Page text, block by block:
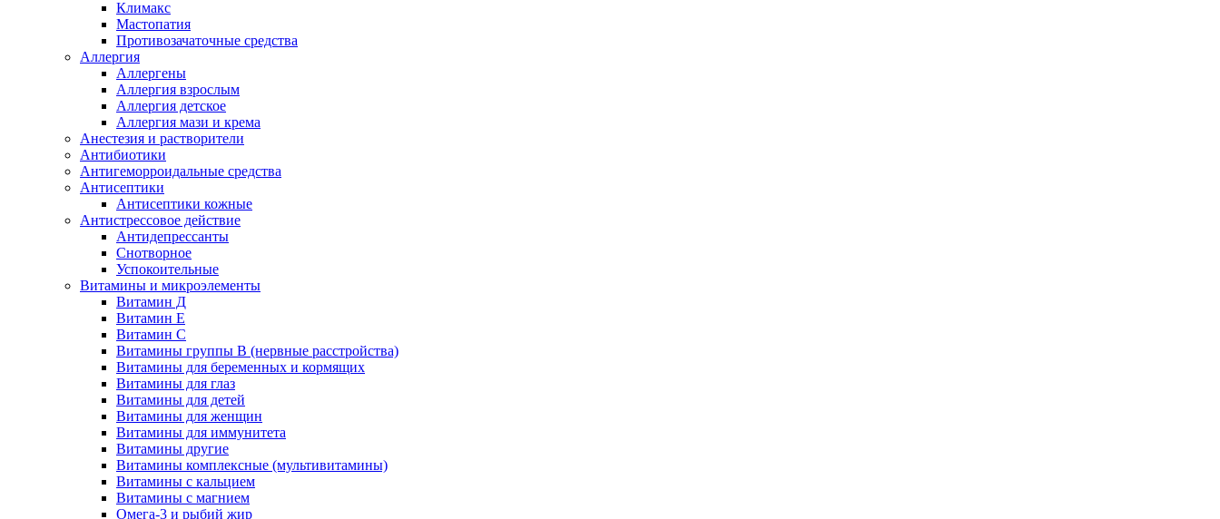
Климакс
Мастопатия
Противозачаточные средства
Аллергия
Аллергены
Аллергия взрослым
Аллергия детское
Аллергия мази и крема
Анестезия и растворители
Антибиотики
Антигеморроидальные средства
Антисептики
Антисептики кожные
Антистрессовое действие
Антидепрессанты
Снотворное
Успокоительные
Витамины и микроэлементы
Витамин Д
Витамин Е
Витамин С
Витамины группы В (нервные расстройства)
Витамины для беременных и кормящих
Витамины для глаз
Витамины для детей
Витамины для женщин
Витамины для иммунитета
Витамины другие
Витамины комплексные (мультивитамины)
Витамины с кальцием
Витамины с магнием
Омега-3 и рыбий жир